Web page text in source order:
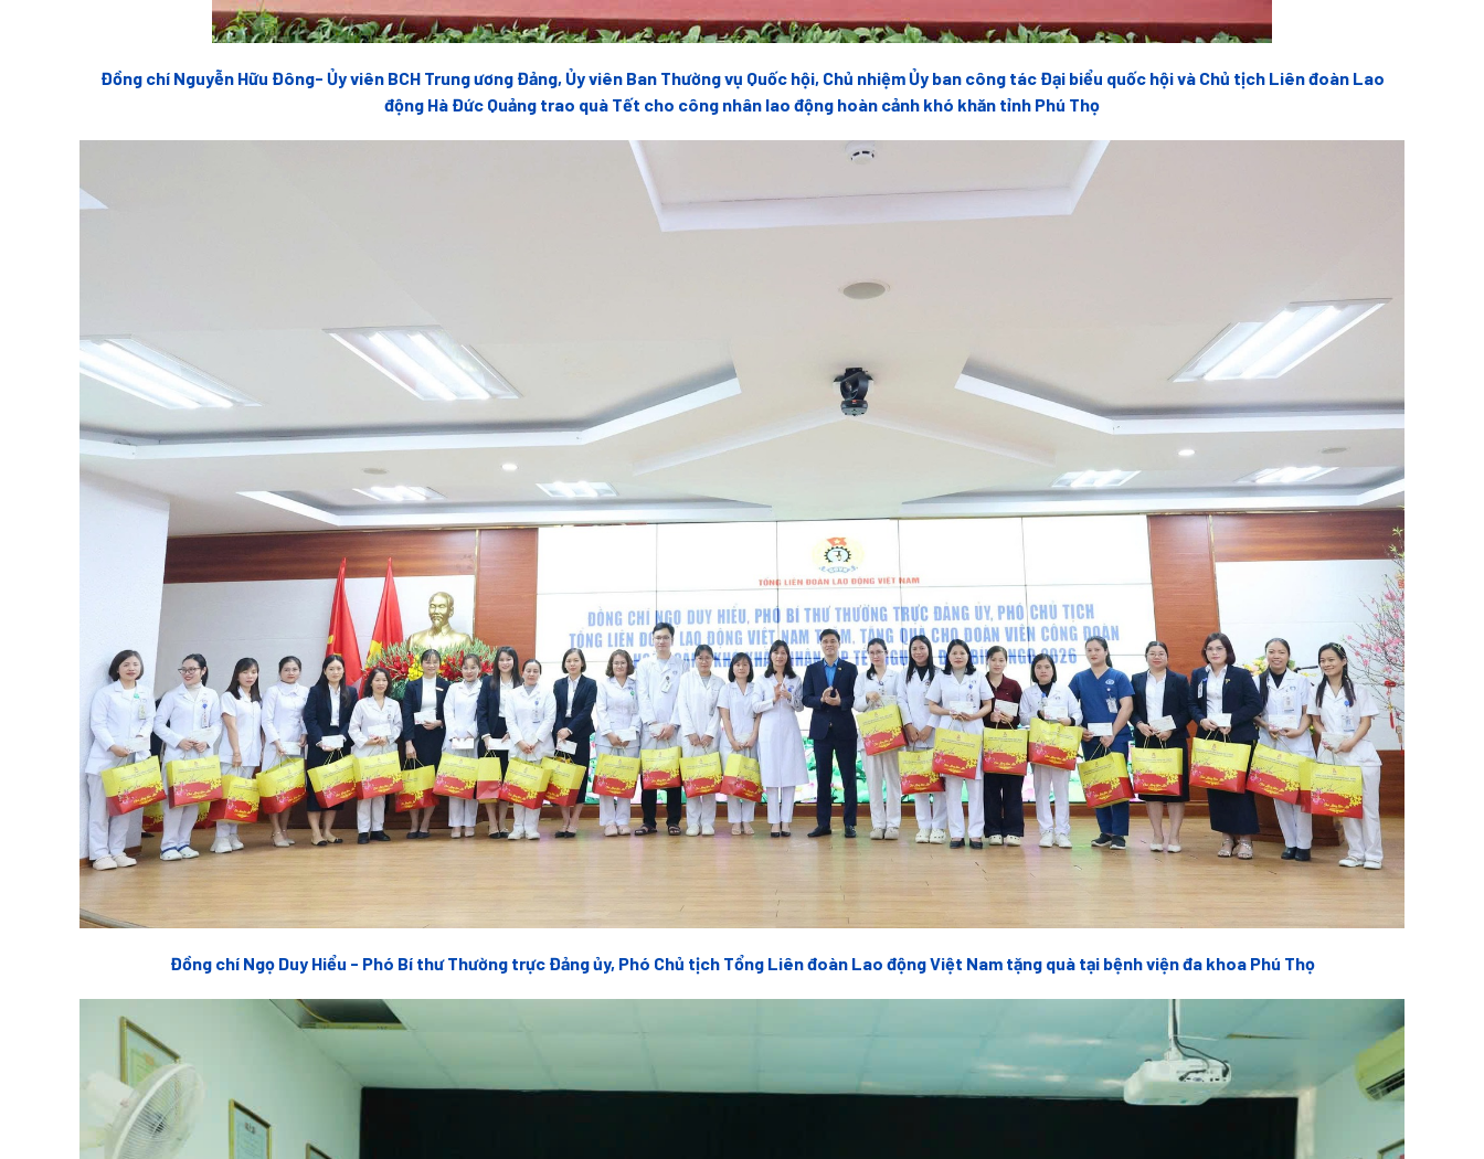
Đồng chí Nguyễn Hữu Đông- Ủy viên BCH Trung ương Đảng, Ủy viên Ban Thường vụ Quốc hội, Chủ nhiệm Ủy ban công tác Đại biểu quốc hội và Chủ tịch Liên đoàn Lao
động Hà Đức Quảng trao quà Tết cho công nhân lao động hoàn cảnh khó khăn tỉnh Phú Thọ
Đồng chí Ngọ Duy Hiểu - Phó Bí thư Thường trực Đảng ủy, Phó Chủ tịch Tổng Liên đoàn Lao động Việt Nam tặng quà tại bệnh viện đa khoa Phú Thọ